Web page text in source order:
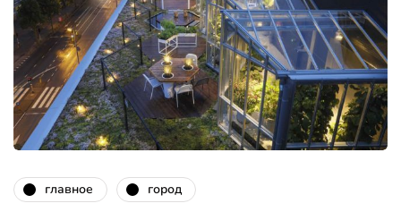
главное город